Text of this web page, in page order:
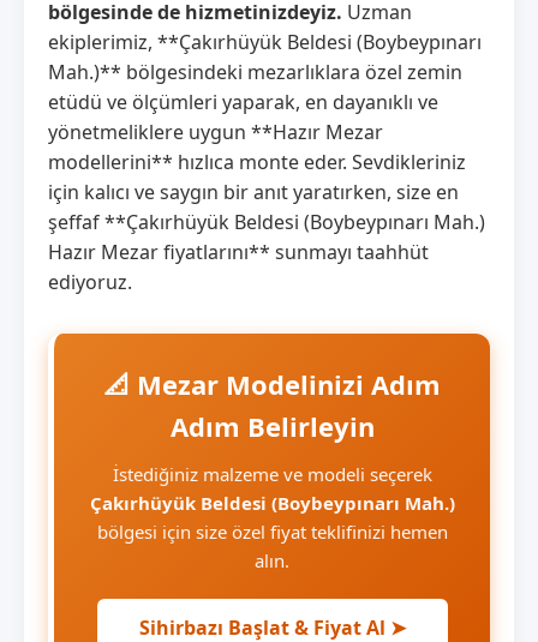
bölgesinde de hizmetinizdeyiz. Uzman
ekiplerimiz, **Çakırhüyük Beldesi (Boybeypınarı
Mah.)** bölgesindeki mezarlıklara özel zemin
etüdü ve ölçümleri yaparak, en dayanıklı ve
yönetmeliklere uygun **Hazır Mezar
modellerini** hızlıca monte eder. Sevdikleriniz
için kalıcı ve saygın bir anıt yaratırken, size en
şeffaf **Çakırhüyük Beldesi (Boybeypınarı Mah.)
Hazır Mezar fiyatlarını** sunmayı taahhüt
ediyoruz.
📐 Mezar Modelinizi Adım
Adım Belirleyin
İstediğiniz malzeme ve modeli seçerek
Çakırhüyük Beldesi (Boybeypınarı Mah.)
bölgesi için size özel fiyat teklifinizi hemen
alın.
Sihirbazı Başlat & Fiyat Al ➤